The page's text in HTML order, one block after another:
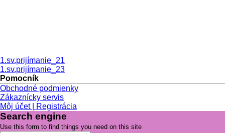
1.sv.prijímanie_21
1.sv.prijímanie_23
Pomocník
Obchodné podmienky
Zákaznícky servis
Môj účet | Registrácia
Search engine
Use this form to find things you need on this site